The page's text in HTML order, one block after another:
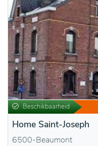
Beschikbaarheid
Home Saint-Joseph
6500-Beaumont